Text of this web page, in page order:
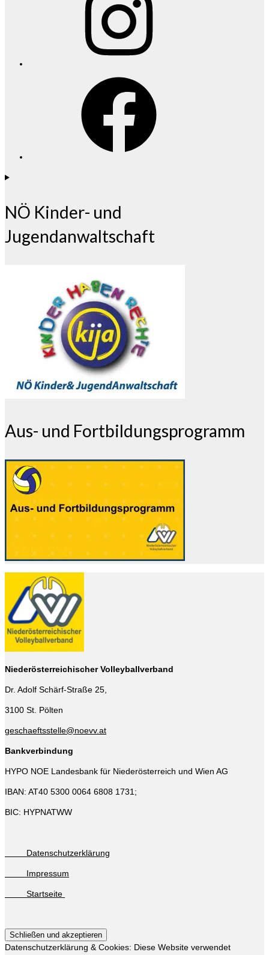
NÖ Kinder- und
Jugendanwaltschaft
Aus- und Fortbildungsprogramm
Niederösterreichischer Volleyballverband
Dr. Adolf Schärf-Straße 25,
3100 St. Pölten
geschaeftsstelle@noevv.at
Bankverbindung
HYPO NOE Landesbank für Niederösterreich und Wien AG
IBAN: AT40 5300 0064 6808 1731;
BIC: HYPNATWW
Datenschutzerklärung
Impressum
Startseite
Datenschutzerklärung & Cookies: Diese Website verwendet